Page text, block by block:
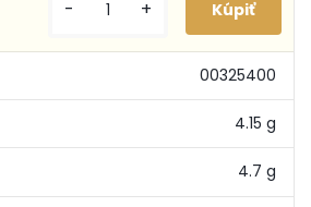
00325400
4.15 g
4.7 g
- +